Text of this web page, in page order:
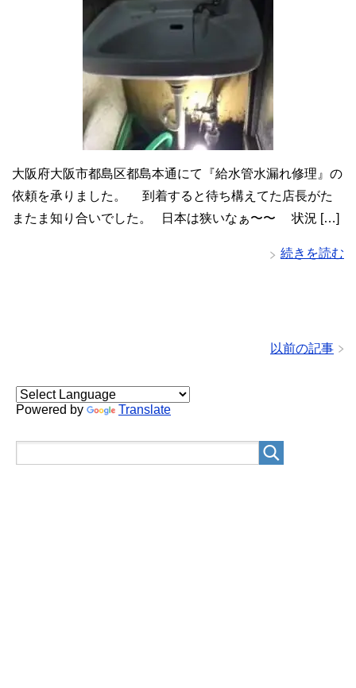
大阪府大阪市都島区都島本通にて『給水管水漏れ修理』の
依頼を承りました。 到着すると待ち構えてた店長がた
またま知り合いでした。 日本は狭いなぁ〜〜 状況 […]
続きを読む
以前の記事
Powered by Translate